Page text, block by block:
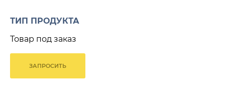
ТИП ПРОДУКТА
Товар под заказ
ЗАПРОСИТЬ